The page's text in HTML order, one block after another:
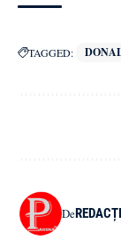
TAGGED:
De